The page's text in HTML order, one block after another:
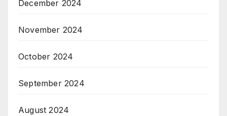
December 2024
November 2024
October 2024
September 2024
August 2024